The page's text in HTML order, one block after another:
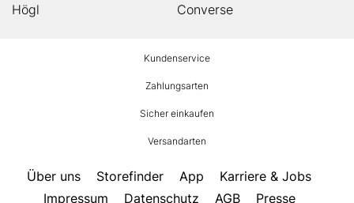
Högl
Converse
Kundenservice
Zahlungsarten
Sicher einkaufen
Versandarten
Über uns Storefinder App
Karriere & Jobs
Impressum
Datenschutz AGB Presse